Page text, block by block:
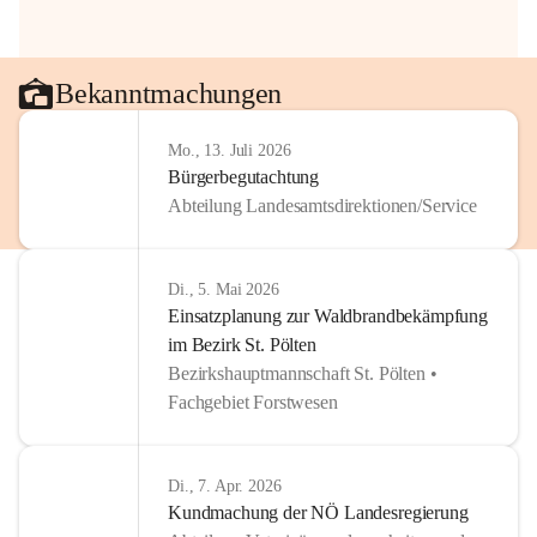
Bekanntmachungen
Mo., 13. Juli 2026
Bürgerbegutachtung
Abteilung Landesamtsdirektionen/Service
Di., 5. Mai 2026
Einsatzplanung zur Waldbrandbekämpfung
im Bezirk St. Pölten
Bezirkshauptmannschaft St. Pölten •
Fachgebiet Forstwesen
Di., 7. Apr. 2026
Kundmachung der NÖ Landesregierung